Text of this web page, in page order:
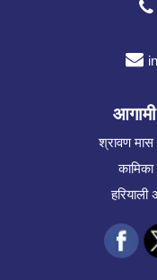
श्रावण